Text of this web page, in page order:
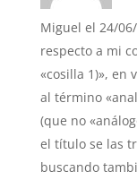
Miguel el 24/
respecto a mi
«cosilla 1)», en
al término
(que no
el título se las
buscando